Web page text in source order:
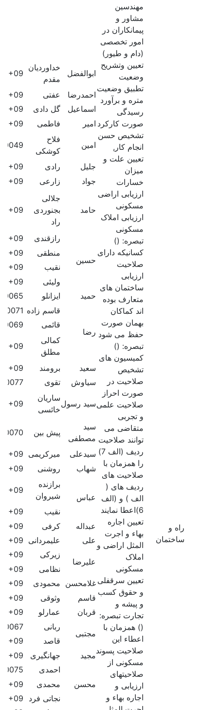
مهندسین
مشاور و
پیمانکاران در
امور تخصصی
(دام و طیور)
راه و
ساختمان
تعیین وتشریح
وضعیت
تطبیق وضعیت
متره و برآورد
رسیدگی
صورت کارکرد
تشخیص حسن
انجام کار,
تعیین علت و
میزان
خسارات
ارزیابی اراضی
مسکونی
ارزیابی املاک
مسکونی
تبصره: ()
کسانیکه دارای
صلاحیت
ارزیابی
ساختمان های
متعارف بوده
اند کماکان
بهمان صورت
حفظ می شود
تبصره: ()
کمیسیون های
تشخیص
صلاحیت در
صورت احراز
صلاحیت علمی
و تجربی
متقاضی می
توانند صلاحیت
ردیف (الف 7)
را همزمان با
صلاحیت های
ردیف های (
الف ) و (الف
6)اعطا نمایند
تعیین اجاره
بهاء و اجرت
المثل اراضی و
املاک
مسکونی
تعیین سرقفلی
و حقوق کسب
و پیشه و
تجارت تبصره:
() همزمان با
اعطاء این
صلاحیت پسوند
مسکونی از
صلاحیتهای
ارزیابی و
اجاره بهاء و
ابوالفضل
خداوردیان
مقدم
احمدرضا عفتی
اسماعیل
گل دادی
امیر
فاطمی
امین
فلاح
کوشکی
جلیل رادی
جواد
زارعی
حامد
جلالی
بجنوردی
راد
حسین
رازقندی
منطقی
نقیب
ولیئی
حمید
ایزانلو
رضا
قاسم زاده
قائمی
کمالی
مطلق
سعید برومند
سیاوش
تقوی
سید رسول
ساریان
خائسی
سید
مصطفی
پیش بین
سیدعلی میرکریمی
شهاب
روشنی
عباس
برازنده
شیروان
نقیب
عبداله
کرفی
علی
علیمردانی
علیرضا
زیرکی
نظامی
غلامحسن محمودی
قاسم
وثوقی
قربان
عمارلو
مجتبی
ربانی
قاصد
مجید
جهانگیری
محسن
احمدی
محمدی
نجاتی فرد